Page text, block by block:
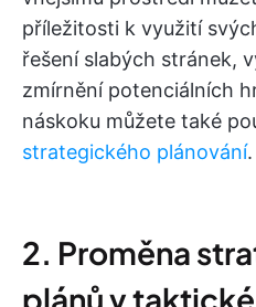
příležitosti k využití
řešení slabých stránek,
zmírnění potenciálních
náskoku můžete také
strategického plánování.
2. Proměna
plánů v